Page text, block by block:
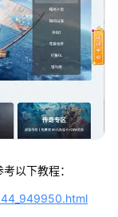
以下教程：